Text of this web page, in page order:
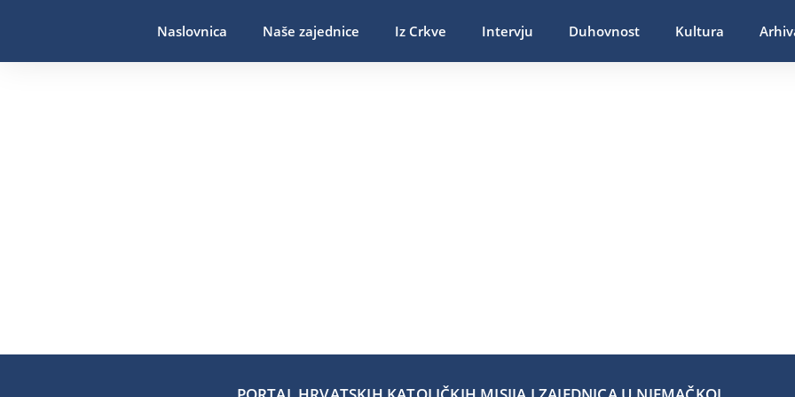
Naslovnica Naše zajednice Iz Crkve Intervju Duhovnost Kultura